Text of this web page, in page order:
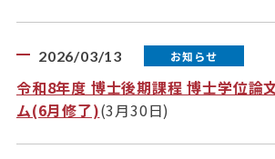
2026/03/13 お知らせ
令和8年度 博士後期課程 博士学位論
ム(6月修了)(3月30日)